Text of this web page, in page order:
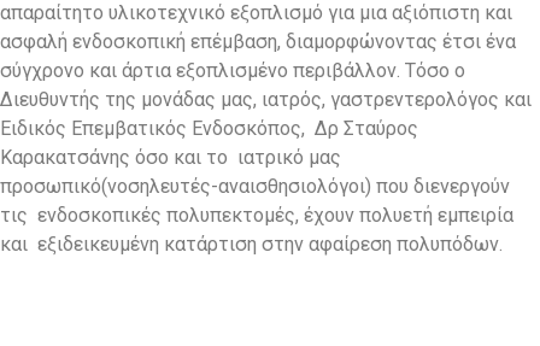
απαραίτητο υλικοτεχνικό εξοπλισμό για μια αξιόπιστη και
ασφαλή ενδοσκοπική επέμβαση, διαμορφώνοντας έτσι ένα
σύγχρονο και άρτια εξοπλισμένο περιβάλλον. Τόσο ο
Διευθυντής της μονάδας μας, ιατρός, γαστρεντερολόγος και
Ειδικός Επεμβατικός Ενδοσκόπος, Δρ Σταύρος
Καρακατσάνης όσο και το ιατρικό μας
προσωπικό(νοσηλευτές-αναισθησιολόγοι) που διενεργούν
τις ενδοσκοπικές πολυπεκτομές, έχουν πολυετή εμπειρία
και εξιδεικευμένη κατάρτιση στην αφαίρεση πολυπόδων.